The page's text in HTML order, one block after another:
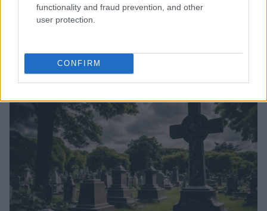
functionality and fraud prevention, and other
user protection.
CONFIRM
et Efficaces de La Clé du 16 à Paris
Infos Rédaction · 12 Déc 2024